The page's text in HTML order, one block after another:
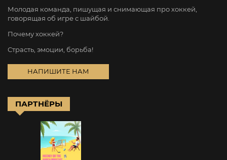
Молодая команда, пишущая и снимающая про хоккей,
говорящая об игре с шайбой.
Почему хоккей?
Страсть, эмоции, борьба!
НАПИШИТЕ НАМ
ПАРТНЁРЫ